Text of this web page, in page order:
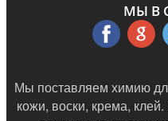
МЫ В
Мы поставляем химию
кожи, воски, крема,